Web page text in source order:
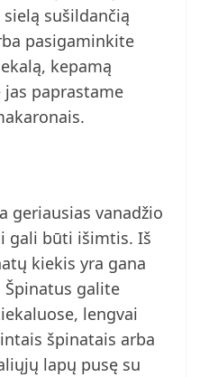
sušildančią
pasigaminkite
kepamą
paprastame
geriausias vanadžio
gali būti išimtis. Iš
kiekis yra gana
Špinatus galite
lengvai
špinatais arba
lapų pusę su